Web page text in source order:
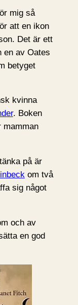
mig så
att en ikon
Det är ett
en av Oates
betyget
kvinna
. Boken
mamman
på är
om två
sig något
och av
en god